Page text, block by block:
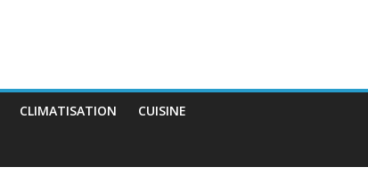
CLIMATISATION CUISINE